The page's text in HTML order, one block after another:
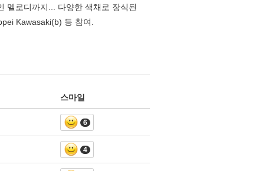
멜로디까지... 다양한 색채로 장식된
Kawasaki(b) 등 참여.
스마일
6
4